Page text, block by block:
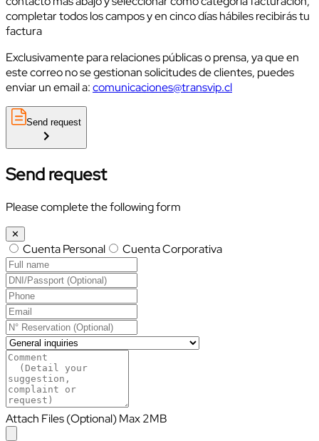
completar todos los campos y en cinco días hábiles recibirás tu
factura
Exclusivamente para relaciones públicas o prensa, ya que en
este correo no se gestionan solicitudes de clientes, puedes
enviar un email a:comunicaciones@transvip.cl
Send request
Send request
Please complete the following form
✕
Cuenta Personal Cuenta Corporativa
Attach Files (Optional) Max 2MB